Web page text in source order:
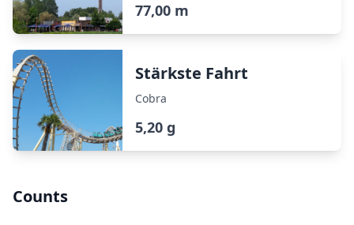
77,00 m
Stärkste Fahrt
Cobra
5,20 g
Counts